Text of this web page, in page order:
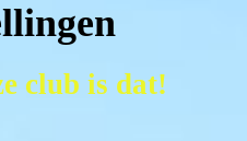
club is dat!